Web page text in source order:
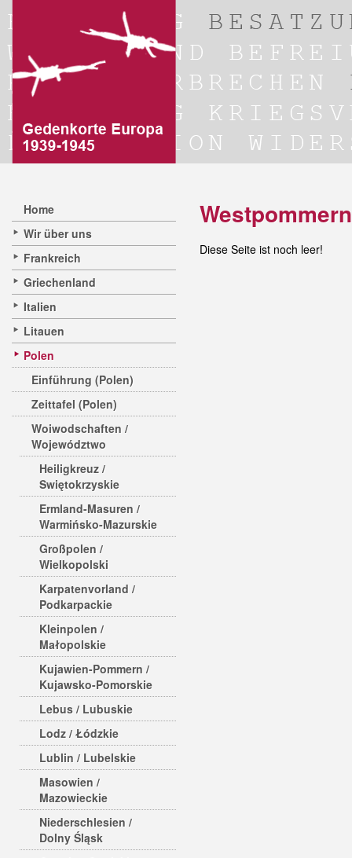
Home
Wir über uns
Frankreich
Griechenland
Italien
Litauen
Polen
Einführung (Polen)
Zeittafel (Polen)
Woiwodschaften /
Województwo
Heiligkreuz /
Swiętokrzyskie
Ermland-Masuren /
Warmińsko-Mazurskie
Großpolen /
Wielkopolski
Karpatenvorland /
Podkarpackie
Kleinpolen /
Małopolskie
Kujawien-Pommern /
Kujawsko-Pomorskie
Lebus / Lubuskie
Lodz / Łódzkie
Lublin / Lubelskie
Masowien /
Mazowieckie
Niederschlesien /
Dolny Śląsk
Diese Seite ist noch leer!